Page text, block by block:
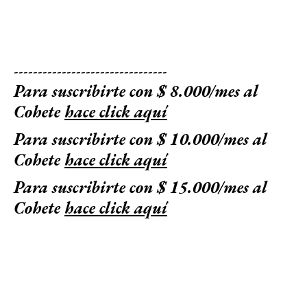
--------------------------------
Para suscribirte con $ 8.000/mes al
Cohetehace click aquí
Para suscribirte con $ 10.000/mes al
Cohetehace click aquí
Para suscribirte con $ 15.000/mes al
Cohetehace click aquí